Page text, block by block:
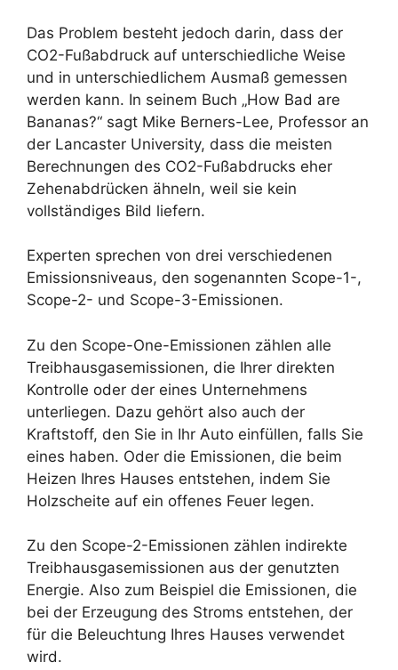
Das Problem besteht jedoch darin, dass der
CO2-Fußabdruck auf unterschiedliche Weise
und in unterschiedlichem Ausmaß gemessen
werden kann. In seinem Buch „How Bad are
Bananas?“ sagt Mike Berners-Lee, Professor an
der Lancaster University, dass die meisten
Berechnungen des CO2-Fußabdrucks eher
Zehenabdrücken ähneln, weil sie kein
vollständiges Bild liefern.
Experten sprechen von drei verschiedenen
Emissionsniveaus, den sogenannten Scope-1-,
Scope-2- und Scope-3-Emissionen.
Zu den Scope-One-Emissionen zählen alle
Treibhausgasemissionen, die Ihrer direkten
Kontrolle oder der eines Unternehmens
unterliegen. Dazu gehört also auch der
Kraftstoff, den Sie in Ihr Auto einfüllen, falls Sie
eines haben. Oder die Emissionen, die beim
Heizen Ihres Hauses entstehen, indem Sie
Holzscheite auf ein offenes Feuer legen.
Zu den Scope-2-Emissionen zählen indirekte
Treibhausgasemissionen aus der genutzten
Energie. Also zum Beispiel die Emissionen, die
bei der Erzeugung des Stroms entstehen, der
für die Beleuchtung Ihres Hauses verwendet
wird.